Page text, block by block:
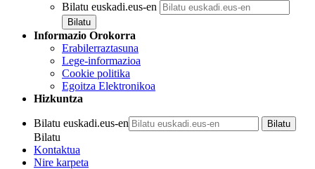
Bilatu euskadi.eus-en
Informazio Orokorra
Erabilerraztasuna
Lege-informazioa
Cookie politika
Egoitza Elektronikoa
Hizkuntza
Bilatu euskadi.eus-en
Bilatu
Kontaktua
Nire karpeta